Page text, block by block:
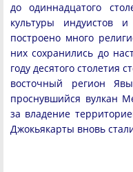
до одиннадцатого
культуры индуистов
построено много
них сохранились до
году десятого столетия
восточный регион
проснувшийся вулкан
за владение
Джокьякарты вновь